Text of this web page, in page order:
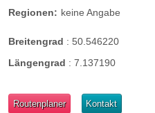
Regionen: keine Angabe
Breitengrad : 50.546220
Längengrad : 7.137190
Routenplaner Kontakt